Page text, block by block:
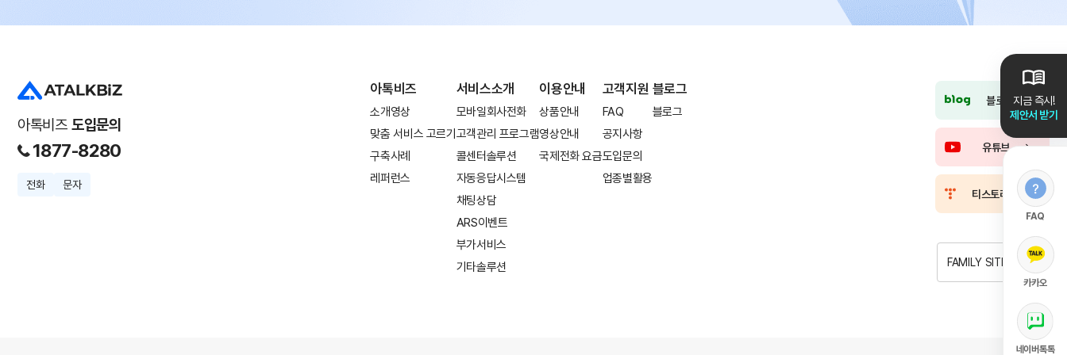
지금 즉시!
제안서 받기
FAQ
카카오
네이버톡톡
아톡비즈 도입문의
1877-8280
전화 문자
아톡비즈
소개영상
맞춤 서비스 고르기
구축사례
레퍼런스
서비스소개
모바일회사전화
고객관리 프로그램
콜센터솔루션
자동응답시스템
채팅상담
ARS이벤트
부가서비스
기타솔루션
이용안내
상품안내
영상안내
국제전화 요금
고객지원
FAQ
공지사항
도입문의
업종별활용
블로그
블로그
블로그
유튜브
티스토리
FAMILY SITE